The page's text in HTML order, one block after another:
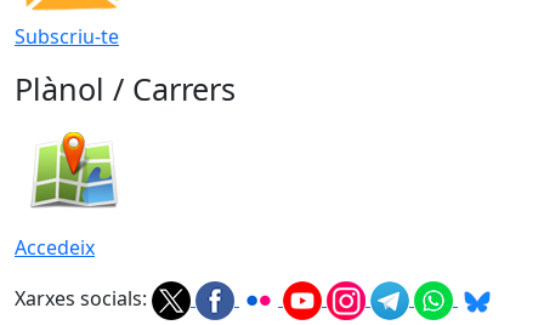
Subscriu-te
Plànol / Carrers
Accedeix
Xarxes socials: